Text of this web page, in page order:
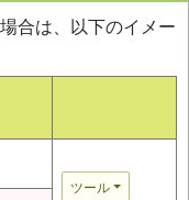
合は、以下のイメー
ツール